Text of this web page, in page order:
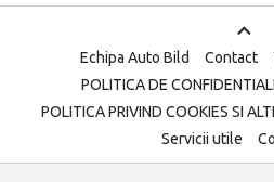
Echipa Auto Bild Contact
POLITICA DE
POLITICA PRIVIND COOKIES SI
Servicii utile